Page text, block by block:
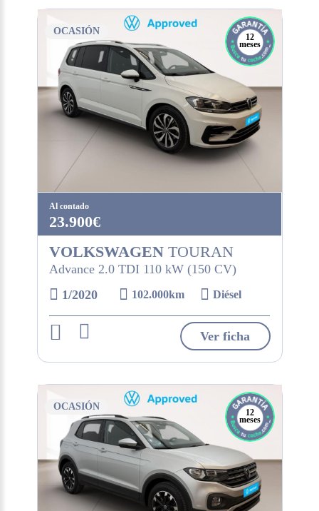
OCASIÓN
12
meses
Al contado
23.900€
VOLKSWAGENTOURAN
Advance 2.0 TDI 110 kW (150 CV)
1/2020
102.000km Diésel
Ver ficha
OCASIÓN
12
meses